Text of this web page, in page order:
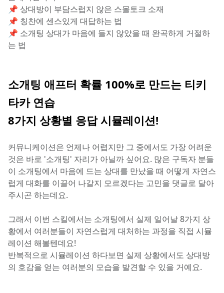
📌 상대방이 부담스럽지 않은 스몰토크 소재
📌 칭찬에 센스있게 대답하는 법
📌 소개팅 상대가 마음에 들지 않았을 때 완곡하게 거절하
는 법
소개팅 애프터 확률 100%로 만드는 티키
타카 연습
8가지 상황별 응답 시뮬레이션!
커뮤니케이션은 언제나 어렵지만 그 중에서도 가장 어려운
것은 바로 '소개팅' 자리가 아닐까 싶어요. 많은 구독자 분들
이 소개팅에서 마음에 드는 상대를 만났을 때 어떻게 자연스
럽게 대화를 이끌어 나갈지 모르겠다는 고민을 댓글로 달아
주시곤 하는데요.
그래서 이번 스킬에서는 소개팅에서 실제 일어날 8가지 상
황에서 여러분들이 자연스럽게 대처하는 과정을 직접 시뮬
레이션 해볼텐데요!
반복적으로 시뮬레이션 하다보면 실제 상황에서도 상대방
의 호감을 얻는 여러분의 모습을 발견할 수 있을 거예요.